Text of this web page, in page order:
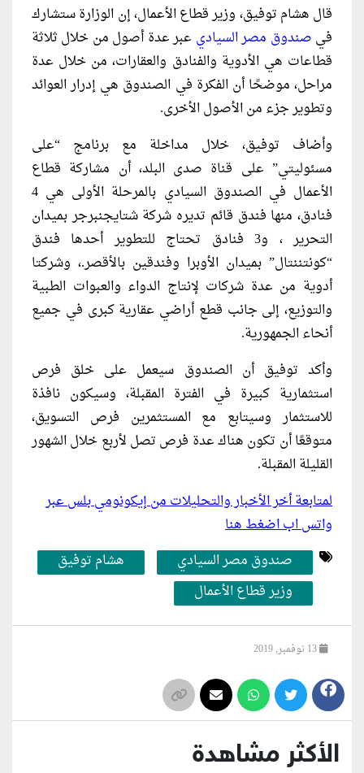
قال هشام توفيق، وزير قطاع الأعمال، إن الوزارة ستشارك
في صندوق مصر السيادي عبر عدة أصول من خلال ثلاثة
قطاعات هي الأدوية والفنادق والعقارات، من خلال عدة
مراحل، موضحًا أن الفكرة في الصندوق هي إدرار العوائد
وتطوير جزء من الأصول الأخرى.
وأضاف توفيق، خلال مداخلة مع برنامج “على
مسئوليتي” على قناة صدى البلد، أن مشاركة قطاع
الأعمال في الصندوق السيادي بالمرحلة الأولى هي 4
فنادق، منها فندق قائم تديره شركة شتايجنبرجر بميدان
التحرير، و3 فنادق تحتاج للتطوير
أحدها فندق
“كونتننتال” بميدان الأوبرا وفندقين بالأقصر.، وشركتا
أدوية من عدة شركات لإنتاج الدواء والعبوات الطبية
والتوزيع، إلى جانب قطع أراضي عقارية كبرى في جميع
أنحاء الجمهورية.
وأكد توفيق أن الصندوق سيعمل على خلق فرص
استثمارية كبيرة في الفترة المقبلة، وسيكون نافذة
للاستثمار وسيتابع مع المستثمرين فرص التسويق،
متوقعًا أن تكون هناك عدة فرص تصل لأربع خلال الشهور
القليلة المقبلة.
لمتابعة أخر الأخبار والتحليلات من إيكونومي بلس عبر
واتس اب اضغط هنا
صندوق مصر السيادي
هشام توفيق
وزير قطاع الأعمال
الأكثر مشاهدة